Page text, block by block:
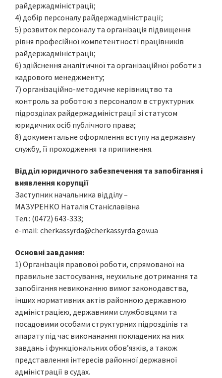
райдержадміністрації;
4) добір персоналу райдержадміністрації;
5) розвиток персоналу та організація підвищення
рівня професійної компетентності працівників
райдержадміністрації;
6) здійснення аналітичної та організаційної роботи з
кадрового менеджменту;
7) організаційно-методичне керівництво та
контроль за роботою з персоналом в структурних
підрозділах райдержадміністрації зі статусом
юридичних осіб публічного права;
8) документальне оформлення вступу на державну
службу, її проходження та припинення.
Відділ юридичного забезпечення та запобігання і
виявлення корупції
Заступник начальника відділу –
МАЗУРЕНКО Наталія Станіславівна
Тел.: (0472) 643-333;
e-mail: cherkassyrda@cherkassyrda.gov.ua
Основні завдання:
1) Організація правової роботи, спрямованої на
правильне застосування, неухильне дотримання та
запобігання невиконанню вимог законодавства,
інших нормативних актів районною державною
адміністрацією, державними службовцями та
посадовими особами структурних підрозділів та
апарату під час виконанання покладених на них
завдань і функціональних обов’язків, а також
представлення інтересів районної державної
адміністрації в судах.